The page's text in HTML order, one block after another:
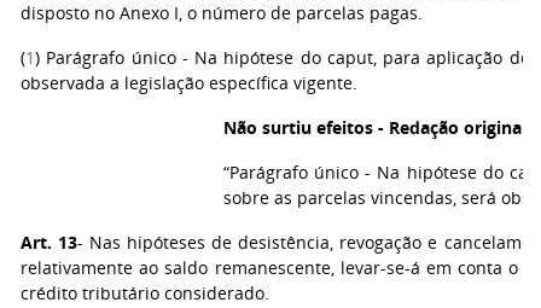
disposto no Anexo I, o número de parcelas pagas.
(1) Parágrafo único - Na hipótese do caput, para aplicação
observada a legislação específica vigente.
Não surtiu efeitos - Redação original
“Parágrafo único - Na hipótese do
sobre as parcelas vincendas, será
Art. 13- Nas hipóteses de desistência, revogação e
relativamente ao saldo remanescente, levar-se-á em conta o
crédito tributário considerado.